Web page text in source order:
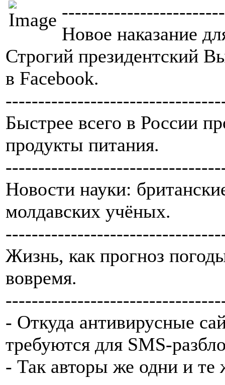
Новое наказание
Строгий президентский
в Facebook.
Быстрее всего в России
продукты питания.
Новости науки:
молдавских учёных.
Жизнь, как прогноз
вовремя.
- Откуда антивирусные
требуются для SMS-
- Так авторы же одни и